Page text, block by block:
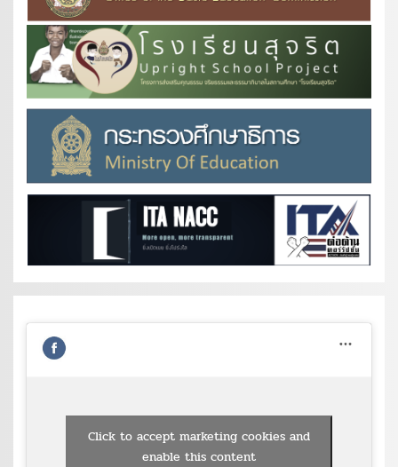
Click to accept marketing cookies and
enable this content